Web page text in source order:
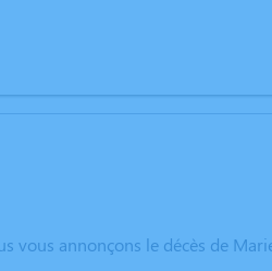
vous annonçons le décès de